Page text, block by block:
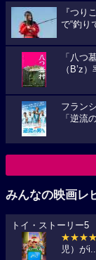
『つり
で“釣り
「八つ
（B’z
フラン
「逆流
みんなの映画レ
トイ・ストーリー5
児）が